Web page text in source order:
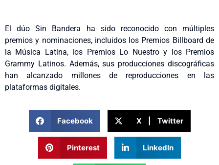
El dúo Sin Bandera ha sido reconocido con múltiples
premios y nominaciones, incluidos los Premios Billboard de
la Música Latina, los Premios Lo Nuestro y los Premios
Grammy Latinos. Además, sus producciones discográficas
han alcanzado millones de reproducciones en las
plataformas digitales.
Facebook X | Twitter
Pinterest LinkedIn